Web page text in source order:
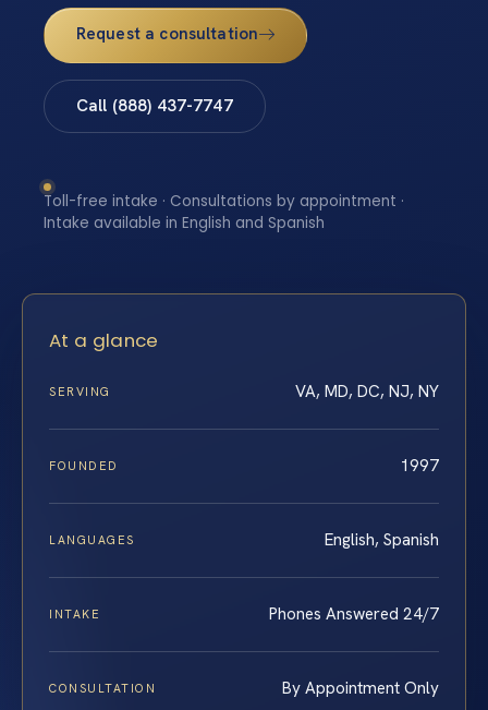
Request a consultation
Call (888) 437-7747
Toll-free intake · Consultations by appointment ·
Intake available in English and Spanish
At a glance
SERVING VA, MD, DC, NJ, NY
FOUNDED 1997
LANGUAGES English, Spanish
INTAKE Phones Answered 24/7
CONSULTATION By Appointment Only